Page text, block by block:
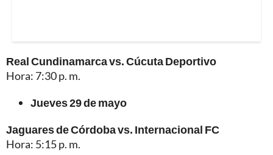
Real Cundinamarca vs. Cúcuta Deportivo
Hora: 7:30 p. m.
Jueves 29 de mayo
Jaguares de Córdoba vs. Internacional FC
Hora: 5:15 p. m.